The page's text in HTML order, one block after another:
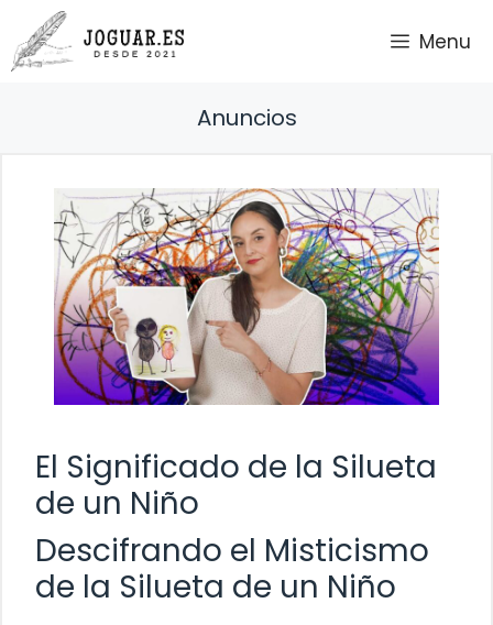
Saltar
al
contenido
Menu
Anuncios
El Significado de la Silueta
de un Niño
Descifrando el Misticismo
de la Silueta de un Niño